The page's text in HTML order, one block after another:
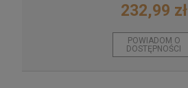
232,99 zł
POWIADOM O
DOSTĘPNOŚCI